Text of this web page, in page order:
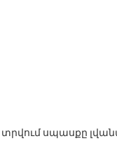
սպասքը